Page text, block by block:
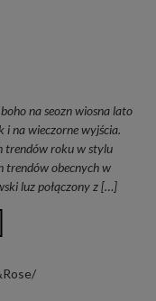
na seozn wiosna lato
na wieczorne wyjścia.
trendów roku w stylu
trendów obecnych w
luz połączony z […]